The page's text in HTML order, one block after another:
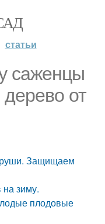
статьи
саженцы
от
Защищаем
зиму.
плодовые